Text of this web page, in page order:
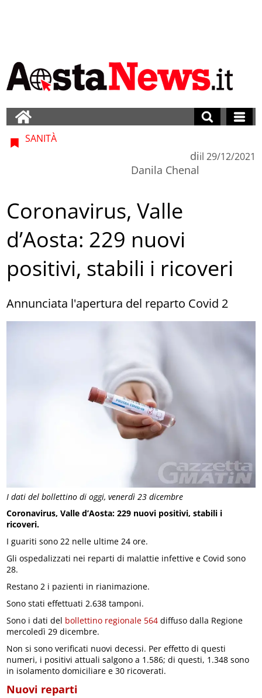
I dati del bollettino di oggi, venerdì 23 dicembre
SANITÀ
di
Danila Chenal
il 29/12/2021
Coronavirus, Valle
d’Aosta: 229 nuovi
positivi, stabili i ricoveri
Annunciata l'apertura del reparto Covid 2
Coronavirus, Valle d’Aosta: 229 nuovi positivi, stabili i
ricoveri.
I guariti sono 22 nelle ultime 24 ore.
Gli ospedalizzati nei reparti di malattie infettive e Covid sono
28.
Restano 2 i pazienti in rianimazione.
Sono stati effettuati 2.638 tamponi.
Sono i dati del bollettino regionale 564 diffuso dalla Regione
mercoledì 29 dicembre.
Non si sono verificati nuovi decessi. Per effetto di questi
numeri, i positivi attuali salgono a 1.586; di questi, 1.348 sono
in isolamento domiciliare e 30 ricoverati.
Nuovi reparti